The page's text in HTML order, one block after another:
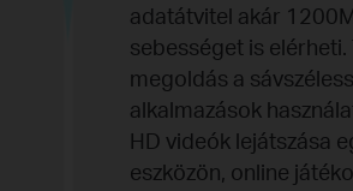
adatátvitel akár
sebességet is elérheti.
megoldás a
alkalmazások
HD videók lejátszása
eszközön, online